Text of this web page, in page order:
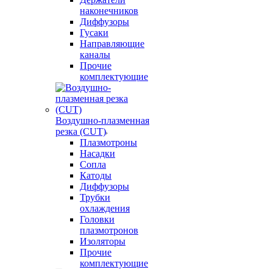
наконечников
Диффузоры
Гусаки
Направляющие
каналы
Прочие
комплектующие
Воздушно-плазменная
резка (CUT)
Плазмотроны
Насадки
Сопла
Катоды
Диффузоры
Трубки
охлаждения
Головки
плазмотронов
Изоляторы
Прочие
комплектующие